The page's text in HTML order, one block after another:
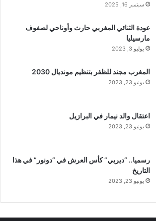
سبتمبر 16, 2025
عودة الثنائي المغربي حارث وأوناحي لصفوف
مارسيليا
يوليو 3, 2023
المغرب مجند للظفر بتنظيم مونديال 2030
يونيو 23, 2023
اعتقال والد نيمار في البرازيل
يونيو 23, 2023
رسميا.. “ديربي” كأس العرش في “دونور” في هذا
التاريخ
يونيو 23, 2023